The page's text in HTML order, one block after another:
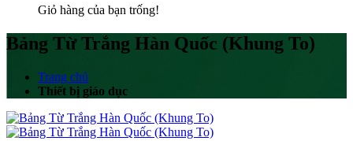
Giỏ hàng của bạn trống!
Bảng Từ Trắng Hàn Quốc (Khung To)
Trang chủ
Thiết bị giáo dục